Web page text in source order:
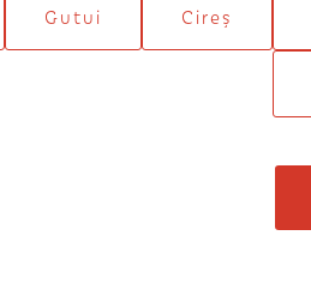
Gutui Cireș